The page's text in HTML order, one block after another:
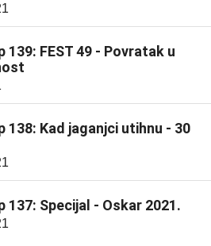
139: FEST 49 - Povratak u
138: Kad jaganjci utihnu - 30
137: Specijal - Oskar 2021.